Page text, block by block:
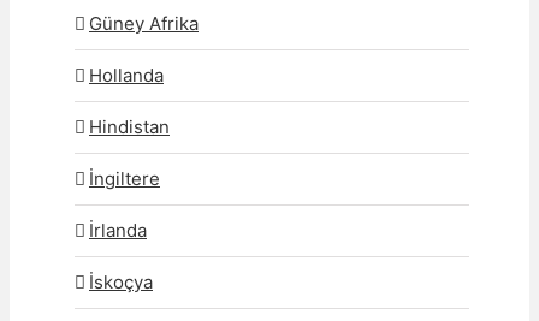
Güney Afrika
Hollanda
Hindistan
İngiltere
İrlanda
İskoçya